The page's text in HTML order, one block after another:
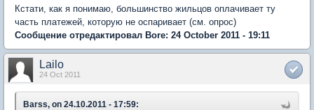
Кстати, как я понимаю, большинство жильцов оплачивает ту
часть платежей, которую не оспаривает (см. опрос)
Сообщение отредактировал Bore: 24 October 2011 - 19:11
Lailo
24 Oct 2011
Barss, on 24.10.2011 - 17:59: